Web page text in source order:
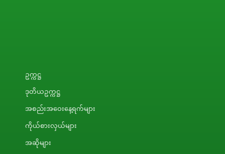
ဥက္ကဋ္ဌ
ဒုတိယဥက္ကဋ္ဌ
အစည်းအဝေးနေ့ရက်များ
ကိုယ်စားလှယ်များ
အဆိုများ